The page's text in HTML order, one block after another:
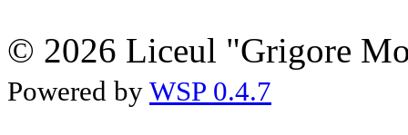
© 2026 Liceul "Grigore
Powered by WSP 0.4.7